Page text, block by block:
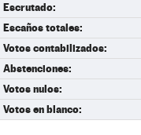
Escrutado:
Escaños totales:
Votos contabilizados:
Abstenciones:
Votos nulos:
Votos en blanco: